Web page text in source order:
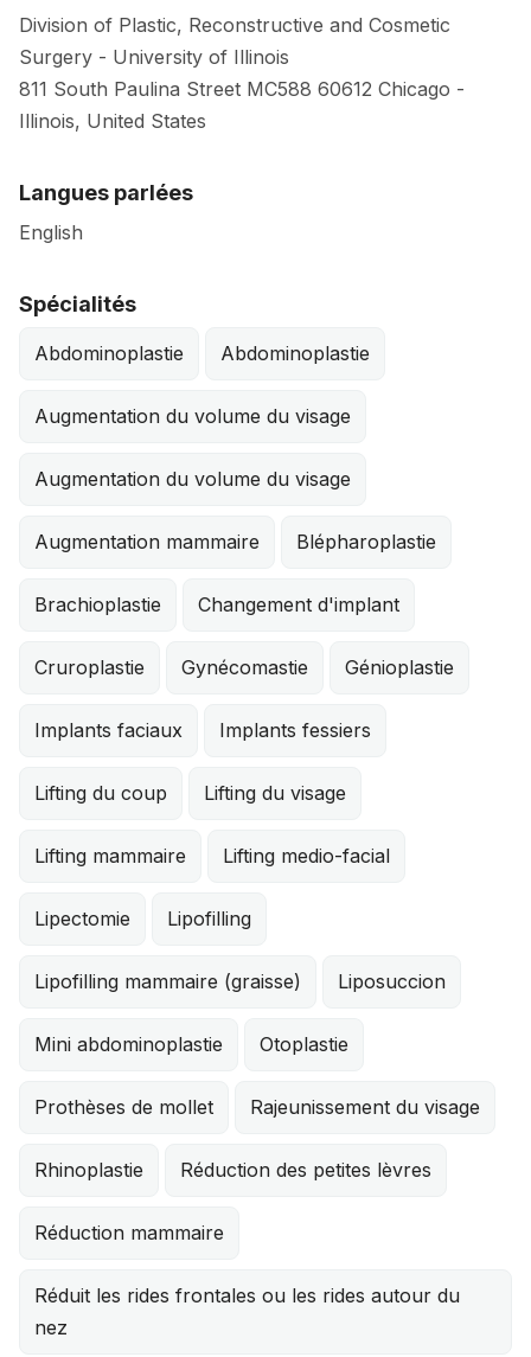
Division of Plastic, Reconstructive and Cosmetic
Surgery - University of Illinois
811 South Paulina Street MC588 60612 Chicago -
Illinois, United States
Langues parlées
English
Spécialités
Abdominoplastie Abdominoplastie
Augmentation du volume du visage
Augmentation du volume du visage
Augmentation mammaire Blépharoplastie
Brachioplastie Changement d'implant
Cruroplastie Gynécomastie Génioplastie
Implants faciaux Implants fessiers
Lifting du coup Lifting du visage
Lifting mammaire Lifting medio-facial
Lipectomie Lipofilling
Lipofilling mammaire (graisse) Liposuccion
Mini abdominoplastie Otoplastie
Prothèses de mollet Rajeunissement du visage
Rhinoplastie Réduction des petites lèvres
Réduction mammaire
Réduit les rides frontales ou les rides autour du
nez